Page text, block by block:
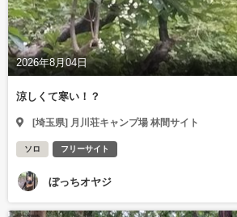
2026年8月04日
涼しくて寒い！？
[埼玉県] 月川荘キャンプ場 林間サイト
ソロ フリーサイト
ぼっちオヤジ